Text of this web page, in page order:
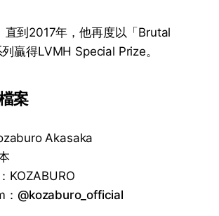
直到2017年，他再度以「Brutal
贏得LVMH Special Prize。
案
Akasaka
KOZABURO
：@kozaburo_official